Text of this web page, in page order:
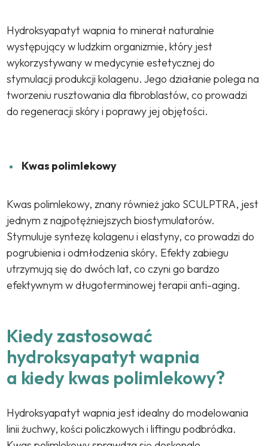
Hydroksyapatyt wapnia to minerał naturalnie
występujący w ludzkim organizmie, który jest
wykorzystywany w medycynie estetycznej do
stymulacji produkcji kolagenu. Jego działanie polega na
tworzeniu rusztowania dla fibroblastów, co prowadzi
do regeneracji skóry i poprawy jej objętości.
Kwas polimlekowy
Kwas polimlekowy, znany również jako SCULPTRA, jest
jednym z najpotężniejszych biostymulatorów.
Stymuluje syntezę kolagenu i elastyny, co prowadzi do
pogrubienia i odmłodzenia skóry. Efekty zabiegu
utrzymują się do dwóch lat, co czyni go bardzo
efektywnym w długoterminowej terapii anti-aging.
Kiedy zastosować
hydroksyapatyt wapnia
a kiedy kwas polimlekowy?
Hydroksyapatyt wapnia jest idealny do modelowania
linii żuchwy, kości policzkowych i liftingu podbródka.